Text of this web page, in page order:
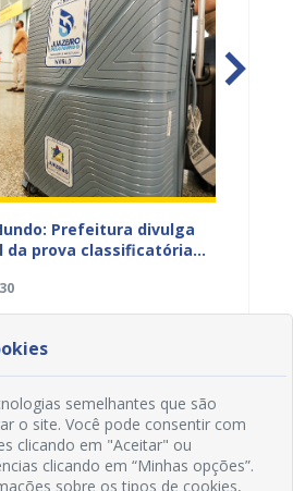
Prefeitura divulga
da prova classificatória
semelhantes que são
o site. Você pode consentir com
clicando em "Aceitar" ou
clicando em “Minhas opções”.
sobre os tipos de cookies,